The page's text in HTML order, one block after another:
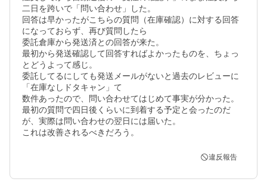
二日を跨いで「問い合わせ」した。
回答は早かったがこちらの質問（在庫確認）に対する回答
になっておらず、再び質問したら
委託倉庫から発送済との回答が来た。
最初から発送確認して回答すればよかったものを、ちょっ
とどうよって感じ。
委託してるにしても発送メールがないと過去のレビューに
「在庫なしドタキャン」て
数件あったので、問い合わせてはじめて事実が分かった。
最初の質問で四日後くらいに到着する予定と会ったのだ
が、実際は問い合わせの翌日には届いた。
これは改善されるべきだろう。
違反報告